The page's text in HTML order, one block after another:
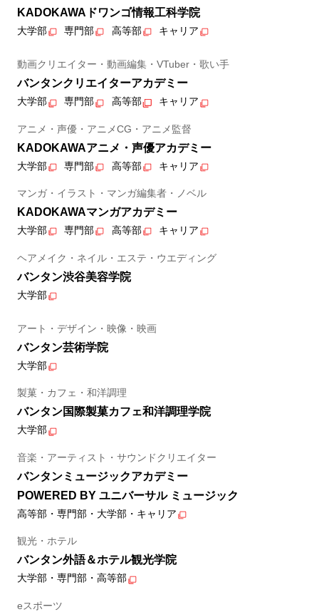
KADOKAWAドワンゴ情報工科学院
大学部 専門部 高等部 キャリア
動画クリエイター・動画編集・VTuber・歌い手
バンタンクリエイターアカデミー
大学部 専門部 高等部 キャリア
アニメ・声優・アニメCG・アニメ監督
KADOKAWAアニメ・声優アカデミー
大学部 専門部 高等部 キャリア
マンガ・イラスト・マンガ編集者・ノベル
KADOKAWAマンガアカデミー
大学部 専門部 高等部 キャリア
ヘアメイク・ネイル・エステ・ウエディング
バンタン渋谷美容学院
大学部
アート・デザイン・映像・映画
バンタン芸術学院
大学部
製菓・カフェ・和洋調理
バンタン国際製菓カフェ和洋調理学院
大学部
音楽・アーティスト・サウンドクリエイター
バンタンミュージックアカデミー
POWERED BY ユニバーサル ミュージック
高等部・専門部・大学部・キャリア
観光・ホテル
バンタン外語＆ホテル観光学院
大学部・専門部・高等部
eスポーツ